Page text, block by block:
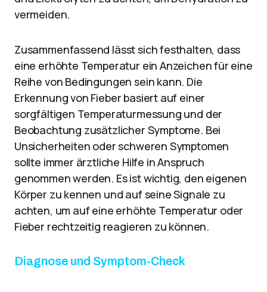
vermeiden.
Zusammenfassend lässt sich festhalten, dass
eine erhöhte Temperatur ein Anzeichen für eine
Reihe von Bedingungen sein kann. Die
Erkennung von Fieber basiert auf einer
sorgfältigen Temperaturmessung und der
Beobachtung zusätzlicher Symptome. Bei
Unsicherheiten oder schweren Symptomen
sollte immer ärztliche Hilfe in Anspruch
genommen werden. Es ist wichtig, den eigenen
Körper zu kennen und auf seine Signale zu
achten, um auf eine erhöhte Temperatur oder
Fieber rechtzeitig reagieren zu können.
Diagnose und Symptom-Check